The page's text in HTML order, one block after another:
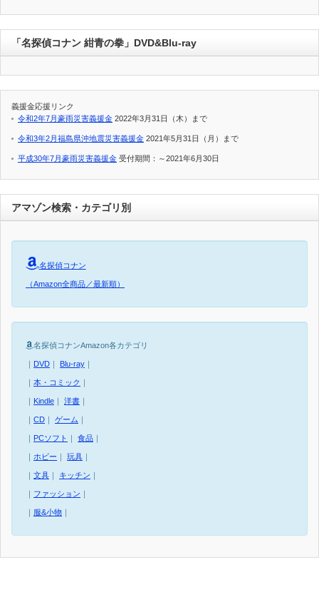
「名探偵コナン 紺青の拳」DVD&Blu-ray
義援金応援リンク
令和2年7月豪雨災害義援金 2022年3月31日（木）まで
令和3年2月福島県沖地震災害義援金 2021年5月31日（月）まで
平成30年7月豪雨災害義援金 受付期間：～2021年6月30日
アマゾン検索・カテゴリ別
名探偵コナン
（Amazon全商品／最新順）
名探偵コナンAmazon各カテゴリ
｜ DVD ｜ Blu-ray ｜
｜ 本・コミック ｜
｜ Kindle ｜ 洋書 ｜
｜ CD ｜ ゲーム ｜
｜ PCソフト ｜ 食品 ｜
｜ ホビー ｜ 玩具 ｜
｜ 文具 ｜ キッチン ｜
｜ ファッション ｜
｜ 服&小物 ｜